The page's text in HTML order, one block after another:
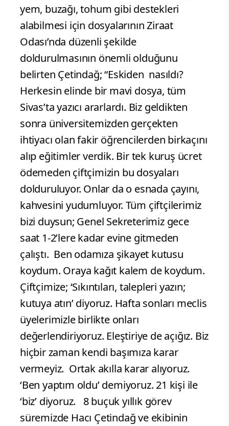
yem, buzağı, tohum gibi destekleri
alabilmesi için dosyalarının Ziraat
Odası’nda düzenli şekilde
doldurulmasının önemli olduğunu
belirten Çetindağ; “Eskiden nasıldı?
Herkesin elinde bir mavi dosya, tüm
Sivas’ta yazıcı ararlardı. Biz geldikten
sonra üniversitemizden gerçekten
ihtiyacı olan fakir öğrencilerden birkaçını
alıp eğitimler verdik. Bir tek kuruş ücret
ödemeden çiftçimizin bu dosyaları
dolduruluyor. Onlar da o esnada çayını,
kahvesini yudumluyor. Tüm çiftçilerimiz
bizi duysun; Genel Sekreterimiz gece
saat 1-2’lere kadar evine gitmeden
çalıştı. Ben odamıza şikayet kutusu
koydum. Oraya kağıt kalem de koydum.
Çiftçimize; ‘Sıkıntıları, talepleri yazın;
kutuya atın’ diyoruz. Hafta sonları meclis
üyelerimizle birlikte onları
değerlendiriyoruz. Eleştiriye de açığız. Biz
hiçbir zaman kendi başımıza karar
vermeyiz. Ortak akılla karar alıyoruz.
‘Ben yaptım oldu’ demiyoruz. 21 kişi ile
‘biz’ diyoruz. 8 buçuk yıllık görev
süremizde Hacı Çetindağ ve ekibinin